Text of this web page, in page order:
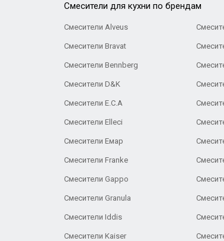
Cмесители для кухни по брендам
Смесители Alveus
Смесители Bravat
Смесители Bennberg
Смесители D&K
Смесители E.C.A
Смесители Elleci
Смесители Емар
Смесители Franke
Смесители Gappo
Смесители Granula
Смесители Iddis
Смесители Kaiser